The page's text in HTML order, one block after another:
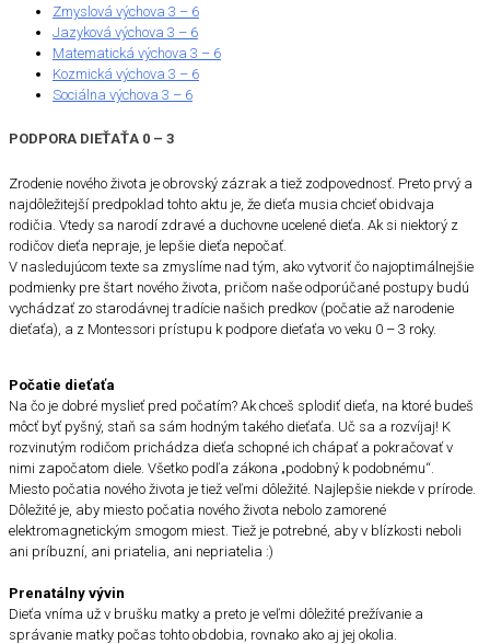
Zmyslová výchova 3 – 6
Jazyková výchova 3 – 6
Matematická výchova 3 – 6
Kozmická výchova 3 – 6
Sociálna výchova 3 – 6
PODPORA DIEŤAŤA 0 – 3
Zrodenie nového života je obrovský zázrak a tiež zodpovednosť. Preto prvý a
najdôležitejší predpoklad tohto aktu je, že dieťa musia chcieť obidvaja
rodičia. Vtedy sa narodí zdravé a duchovne ucelené dieťa. Ak si niektorý z
rodičov dieťa nepraje, je lepšie dieťa nepočať.
V nasledujúcom texte sa zmyslíme nad tým, ako vytvoriť čo najoptimálnejšie
podmienky pre štart nového života, pričom naše odporúčané postupy budú
vychádzať zo starodávnej tradície našich predkov (počatie až narodenie
dieťaťa), a z Montessori prístupu k podpore dieťaťa vo veku 0 – 3 roky.
Počatie dieťaťa
Na čo je dobré myslieť pred počatím? Ak chceš splodiť dieťa, na ktoré budeš
môcť byť pyšný, staň sa sám hodným takého dieťaťa. Uč sa a rozvíjaj! K
rozvinutým rodičom prichádza dieťa schopné ich chápať a pokračovať v
nimi započatom diele. Všetko podľa zákona „podobný k podobnému“.
Miesto počatia nového života je tiež veľmi dôležité. Najlepšie niekde v prírode.
Dôležité je, aby miesto počatia nového života nebolo zamorené
elektromagnetickým smogom miest. Tiež je potrebné, aby v blízkosti neboli
ani príbuzní, ani priatelia, ani nepriatelia :)
Prenatálny vývin
Dieťa vníma už v brušku matky a preto je veľmi dôležité prežívanie a
správanie matky počas tohto obdobia, rovnako ako aj jej okolia.